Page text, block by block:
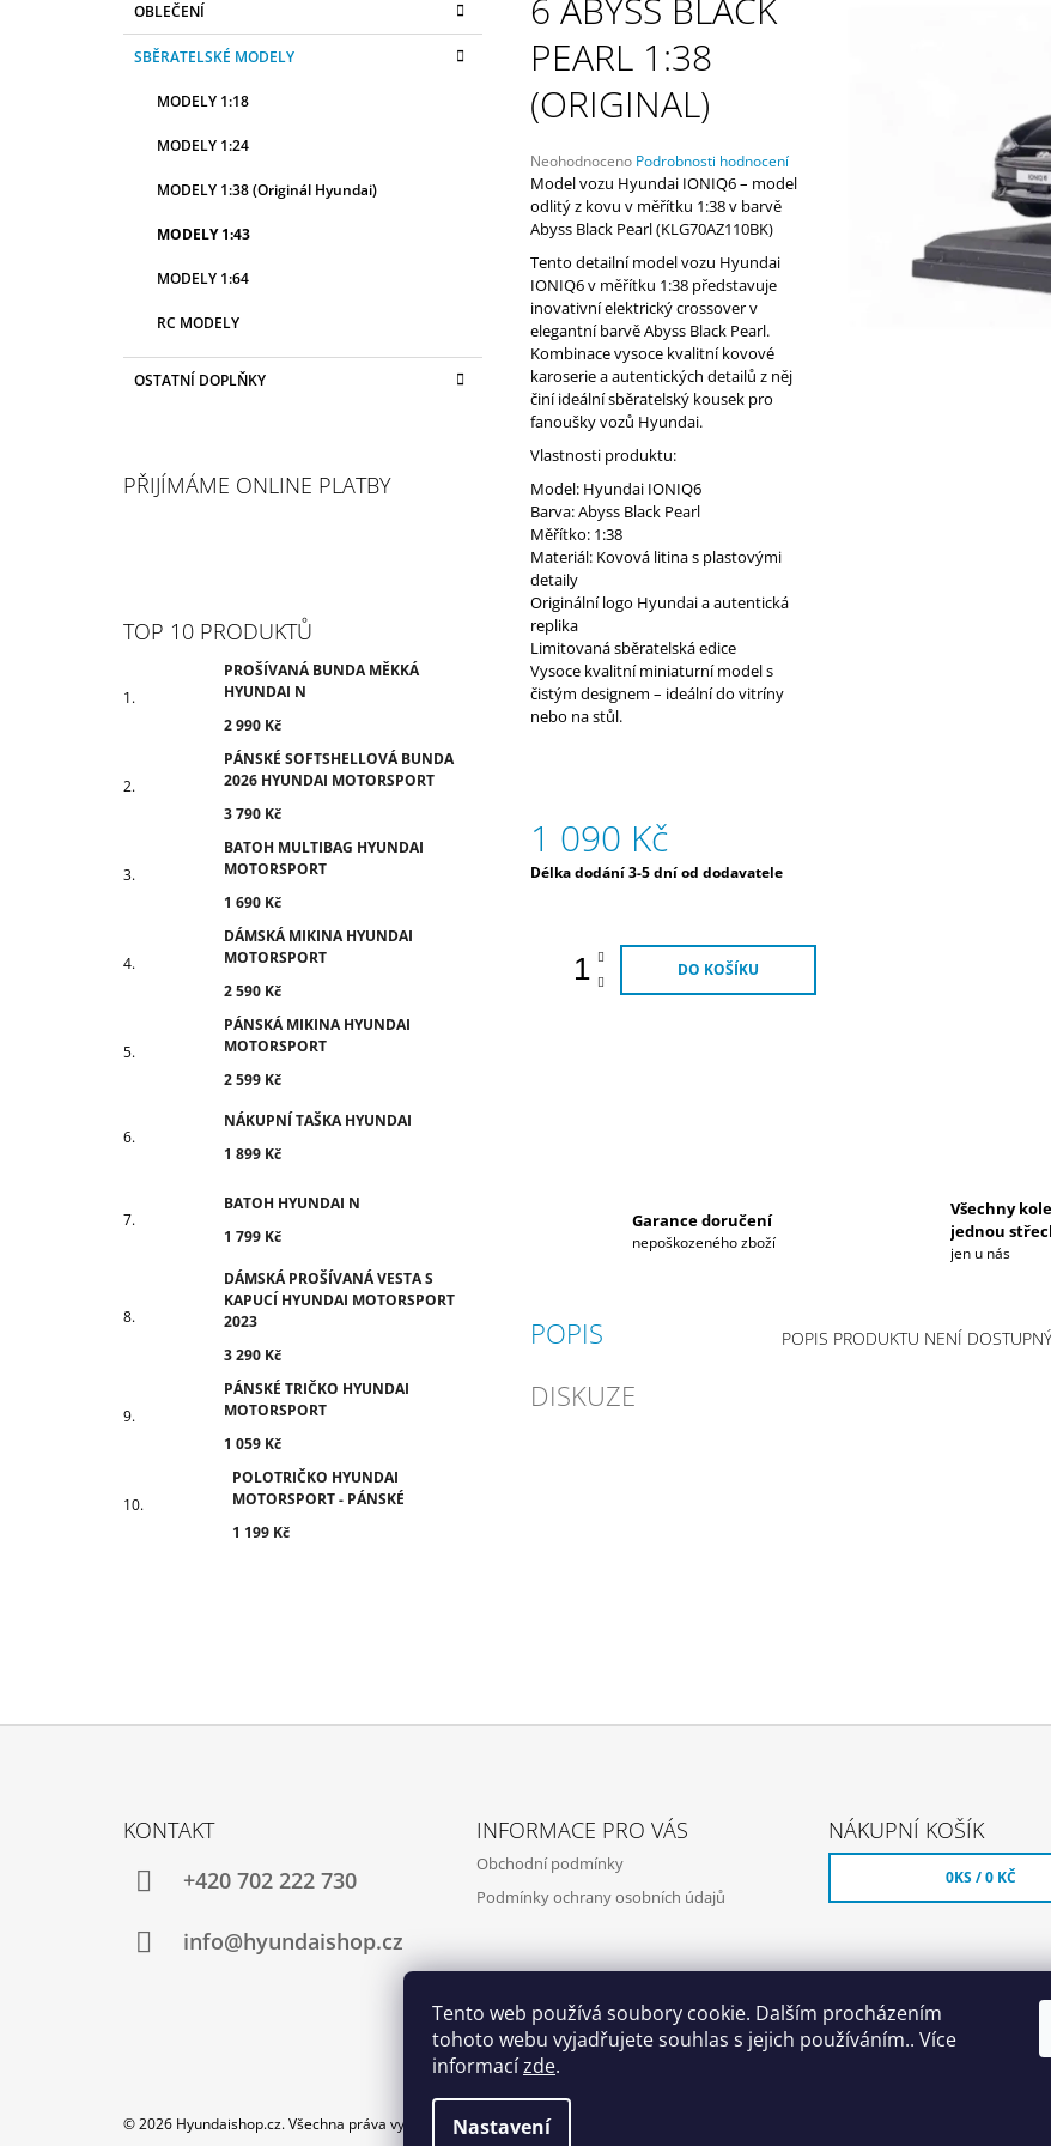
Tento web používá soubory cookie. Dalším procházením
tohoto webu vyjadřujete souhlas s jejich používáním.. Více
informacízde.
Nastavení
kategorie
A
T
OBLEČENÍ
SBĚRATELSKÉ MODELY
MODELY 1:18
MODELY 1:24
MODELY 1:38 (Originál Hyundai)
MODELY 1:43
MODELY 1:64
RC MODELY
OSTATNÍ DOPLŇKY
PŘIJÍMÁME ONLINE PLATBY
TOP 10 PRODUKTŮ
PROŠÍVANÁ BUNDA MĚKKÁ
HYUNDAI N
2 990 Kč
PÁNSKÉ SOFTSHELLOVÁ BUNDA
2026 HYUNDAI MOTORSPORT
3 790 Kč
BATOH MULTIBAG HYUNDAI
MOTORSPORT
1 690 Kč
DÁMSKÁ MIKINA HYUNDAI
MOTORSPORT
2 590 Kč
PÁNSKÁ MIKINA HYUNDAI
MOTORSPORT
2 599 Kč
NÁKUPNÍ TAŠKA HYUNDAI
1 899 Kč
BATOH HYUNDAI N
1 799 Kč
DÁMSKÁ PROŠÍVANÁ VESTA S
KAPUCÍ HYUNDAI MOTORSPORT
2023
3 290 Kč
PÁNSKÉ TRIČKO HYUNDAI
MOTORSPORT
1 059 Kč
POLOTRIČKO HYUNDAI
MOTORSPORT - PÁNSKÉ
1 199 Kč
6 ABYSS BLACK
PEARL 1:38
(ORIGINAL)
Průměrné
hodnocení
produktu
je
z
5
hvězdiček.
Neohodnoceno Podrobnosti hodnocení
Model vozu Hyundai IONIQ6 – model
odlitý z kovu v měřítku 1:38 v barvě
Abyss Black Pearl (KLG70AZ110BK)
Tento detailní model vozu Hyundai
IONIQ6 v měřítku 1:38 představuje
inovativní elektrický crossover v
elegantní barvě Abyss Black Pearl.
Kombinace vysoce kvalitní kovové
karoserie a autentických detailů z něj
činí ideální sběratelský kousek pro
fanoušky vozů Hyundai.
Vlastnosti produktu:
Model: Hyundai IONIQ6
Barva: Abyss Black Pearl
Měřítko: 1:38
Materiál: Kovová litina s plastovými
detaily
Originální logo Hyundai a autentická
replika
Limitovaná sběratelská edice
Vysoce kvalitní miniaturní model s
čistým designem – ideální do vitríny
nebo na stůl.
1 090 Kč
Měrná
Délka dodání 3-5 dní od dodavatele
DO KOŠÍKU
Garance doručení
nepoškozeného zboží
Všechny
jednou
jen u nás
POPIS
DISKUZE
POPIS PRODUKTU NENÍ DOSTUPNÝ
2 990 Kč
KONTAKT
+420 702 222 730
info@hyundaishop.cz
INFORMACE PRO VÁS
Obchodní podmínky
Podmínky ochrany osobních údajů
NÁKUPNÍ KOŠÍK
0KS /0 KČ
© 2026 Hyundaishop.cz. Všechna práva vyhrazena.